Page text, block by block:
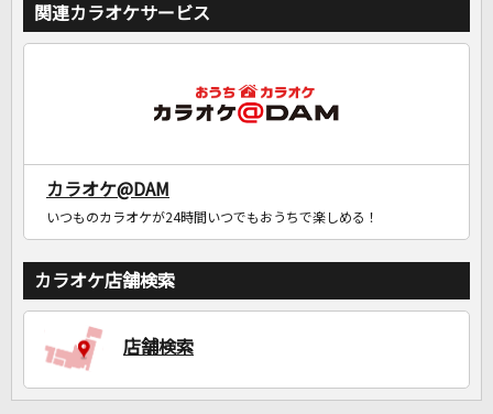
DAMに会員登録・ログインして
カラオケをもっと楽しもう！
自宅でカラオケ歌い放題！
家族や友達と一緒に！練習にも！
関連カラオケサービス
カラオケ@DAM
いつものカラオケが24時間いつでもおうちで楽しめる！
カラオケ店舗検索
店舗検索